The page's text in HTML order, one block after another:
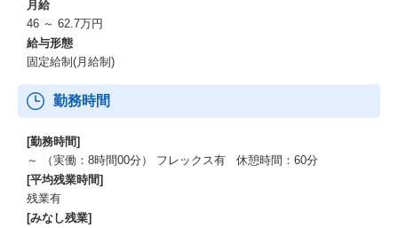
月給
46 ～ 62.7万円
給与形態
固定給制(月給制)
勤務時間
[勤務時間]
～ （実働：8時間00分） フレックス有 休憩時間：60分
[平均残業時間]
残業有
[みなし残業]